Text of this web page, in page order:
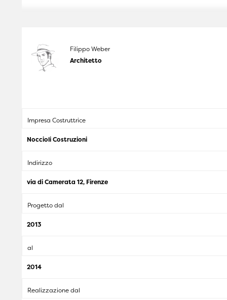
Filippo Weber
Architetto
Impresa Costruttrice
Noccioli Costruzioni
Indirizzo
via di Camerata 12, Firenze
Progetto dal
2013
al
2014
Realizzazione dal